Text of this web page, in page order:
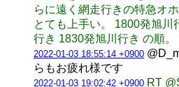
らに遠く網走行きの特急オ
とても上手い。 1800発旭川
行き 1830発旭川行き の順。
2022-01-03 18:55:14 +0900
らもお疲れ様です
2022-01-03 19:02:42 +0900 RT